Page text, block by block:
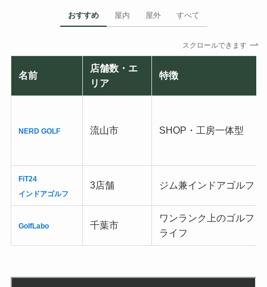
おすすめ 屋内 屋外 すべて
スクロールできます
名前
店舗数・エ
リア
特徴
NERD GOLF 流山市 SHOP・工房一体型
FiT24
インドアゴルフ
3店舗 ジム兼インドアゴルフ
GolfLabo 千葉市
ワンランク上のゴルフ
ライフ